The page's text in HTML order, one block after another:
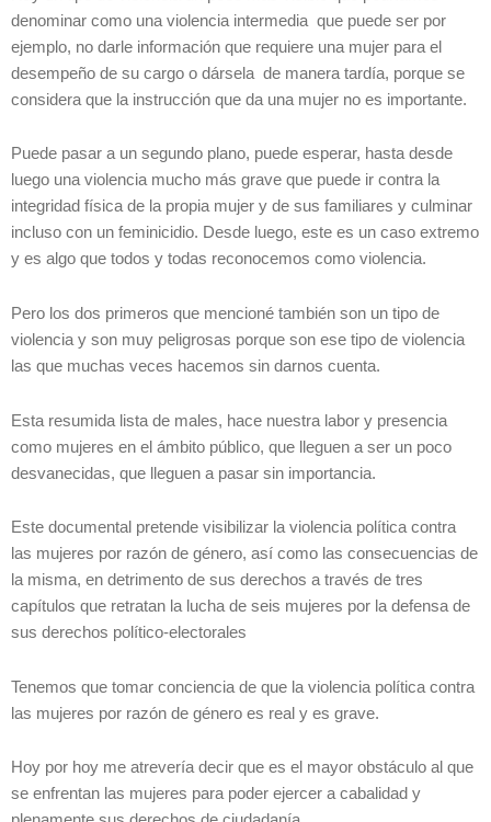
denominar como una violencia intermedia que puede ser por
ejemplo, no darle información que requiere una mujer para el
desempeño de su cargo o dársela de manera tardía, porque se
considera que la instrucción que da una mujer no es importante.
Puede pasar a un segundo plano, puede esperar, hasta desde
luego una violencia mucho más grave que puede ir contra la
integridad física de la propia mujer y de sus familiares y culminar
incluso con un feminicidio. Desde luego, este es un caso extremo
y es algo que todos y todas reconocemos como violencia.
Pero los dos primeros que mencioné también son un tipo de
violencia y son muy peligrosas porque son ese tipo de violencia
las que muchas veces hacemos sin darnos cuenta.
Esta resumida lista de males, hace nuestra labor y presencia
como mujeres en el ámbito público, que lleguen a ser un poco
desvanecidas, que lleguen a pasar sin importancia.
Este documental pretende visibilizar la violencia política contra
las mujeres por razón de género, así como las consecuencias de
la misma, en detrimento de sus derechos a través de tres
capítulos que retratan la lucha de seis mujeres por la defensa de
sus derechos político-electorales
Tenemos que tomar conciencia de que la violencia política contra
las mujeres por razón de género es real y es grave.
Hoy por hoy me atrevería decir que es el mayor obstáculo al que
se enfrentan las mujeres para poder ejercer a cabalidad y